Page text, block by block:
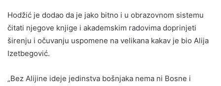
Hodžić je dodao da je jako bitno i u obrazovnom sistemu
čitati njegove knjige i akademskim radovima doprinjeti
širenju i očuvanju uspomene na velikana kakav je bio Alija
Izetbegović.
„Bez Alijine ideje jedinstva bošnjaka nema ni Bosne i